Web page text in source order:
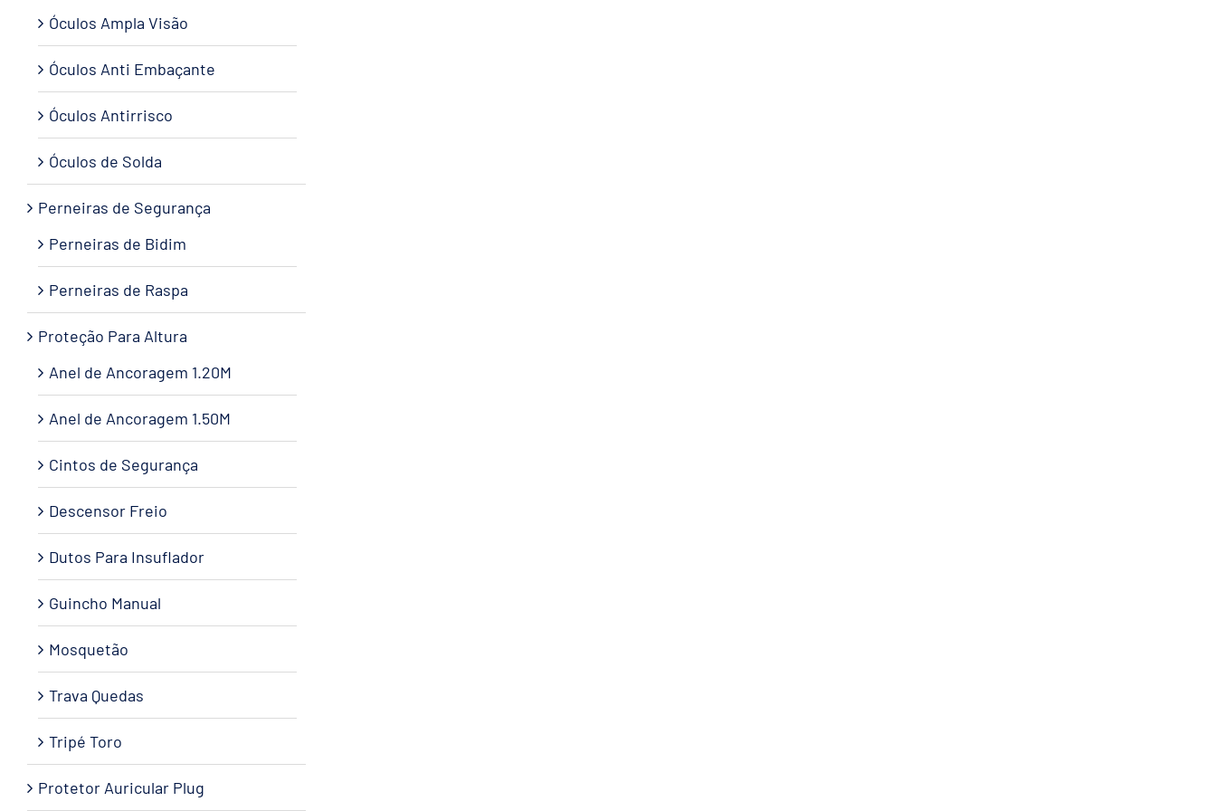
Óculos Ampla Visão
Óculos Anti Embaçante
Óculos Antirrisco
Óculos de Solda
Perneiras de Segurança
Perneiras de Bidim
Perneiras de Raspa
Proteção Para Altura
Anel de Ancoragem 1.20M
Anel de Ancoragem 1.50M
Cintos de Segurança
Descensor Freio
Dutos Para Insuflador
Guincho Manual
Mosquetão
Trava Quedas
Tripé Toro
Protetor Auricular Plug